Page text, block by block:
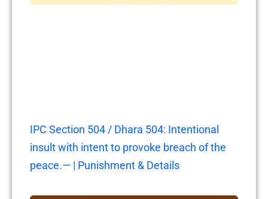
IPC Section 504 / Dhara 504: Intentional
insult with intent to provoke breach of the
peace.— | Punishment & Details